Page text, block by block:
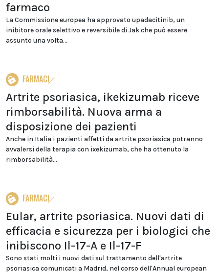
farmaco
La Commissione europea ha approvato upadacitinib, un
inibitore orale selettivo e reversibile di Jak che può essere
assunto una volta...
FARMACI
Artrite psoriasica, ikekizumab riceve
rimborsabilità. Nuova arma a
disposizione dei pazienti
Anche in Italia i pazienti affetti da artrite psoriasica potranno
avvalersi della terapia con ixekizumab, che ha ottenuto la
rimborsabilità...
FARMACI
Eular, artrite psoriasica. Nuovi dati di
efficacia e sicurezza per i biologici che
inibiscono Il-17-A e Il-17-F
Sono stati molti i nuovi dati sul trattamento dell'artrite
psoriasica comunicati a Madrid, nel corso dell'Annual european